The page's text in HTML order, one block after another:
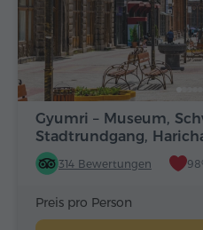
Gyumri – Museum,
Stadtrundgang,
314 Bewertungen
Preis pro Person